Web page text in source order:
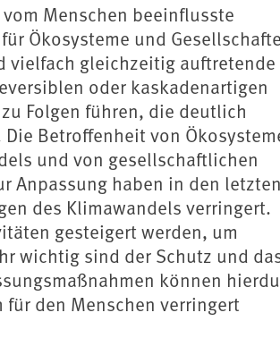
Menschen beeinflusste
Ökosysteme und
vielfach gleichzeitig auftretende
oder kaskadenartigen
Folgen führen, die deutlich
Betroffenheit von
und von gesellschaftlichen
Anpassung haben in den letzten
des Klimawandels verringert.
gesteigert werden, um
wichtig sind der Schutz und
können
den Menschen verringert